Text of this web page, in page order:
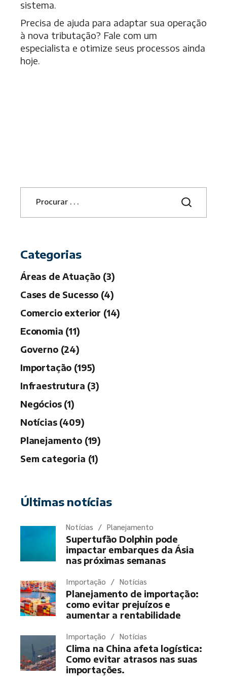
sistema.
Precisa de ajuda para adaptar sua operação
à nova tributação? Fale com um
especialista e otimize seus processos ainda
hoje.
S
c
Categorias
Áreas de Atuação (3)
Cases de Sucesso (4)
Comercio exterior (14)
Economia (11)
Governo (24)
Importação (195)
Infraestrutura (3)
Negócios (1)
Notícias (409)
Planejamento (19)
Sem categoria (1)
Últimas notícias
Notícias Planejamento
Supertufão Dolphin pode
impactar embarques da Ásia
nas próximas semanas
Importação Notícias
Planejamento de importação:
como evitar prejuízos e
aumentar a rentabilidade
Importação Notícias
Clima na China afeta logística:
Como evitar atrasos nas suas
importações.